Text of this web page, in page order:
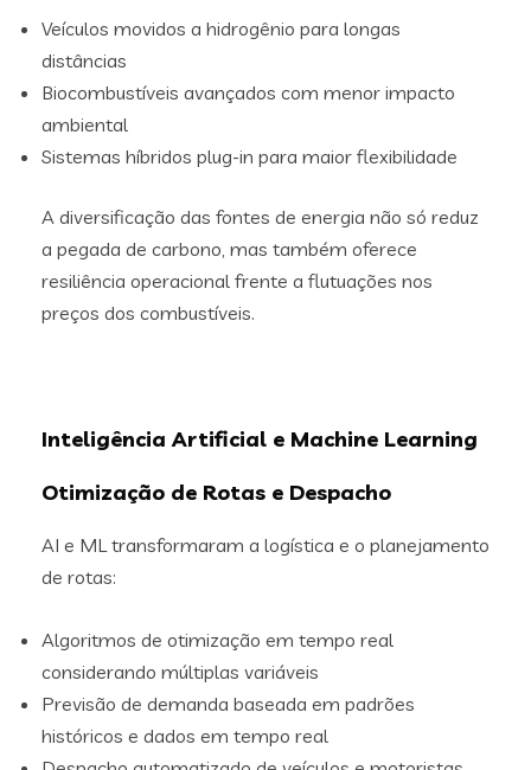
Veículos movidos a hidrogênio para longas
distâncias
Biocombustíveis avançados com menor impacto
ambiental
Sistemas híbridos plug-in para maior flexibilidade
A diversificação das fontes de energia não só reduz
a pegada de carbono, mas também oferece
resiliência operacional frente a flutuações nos
preços dos combustíveis.
Inteligência Artificial e Machine Learning
Otimização de Rotas e Despacho
AI e ML transformaram a logística e o planejamento
de rotas:
Algoritmos de otimização em tempo real
considerando múltiplas variáveis
Previsão de demanda baseada em padrões
históricos e dados em tempo real